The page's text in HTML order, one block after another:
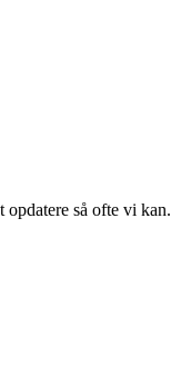
opdatere så ofte vi kan.